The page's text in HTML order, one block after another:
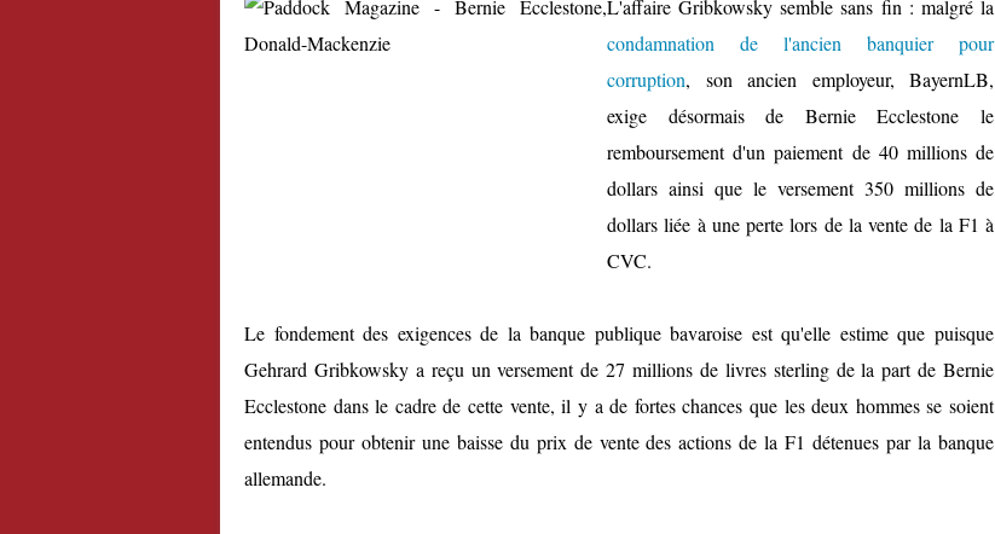
L'affaire Gribkowsky semble sans fin : malgré la
condamnation de l'ancien banquier pour
corruption, son ancien employeur, BayernLB,
exige désormais de Bernie Ecclestone le
remboursement d'un paiement de 40 millions de
dollars ainsi que le versement 350 millions de
dollars liée à une perte lors de la vente de la F1 à
CVC.
Le fondement des exigences de la banque publique bavaroise est qu'elle estime que puisque
Gehrard Gribkowsky a reçu un versement de 27 millions de livres sterling de la part de Bernie
Ecclestone dans le cadre de cette vente, il y a de fortes chances que les deux hommes se soient
entendus pour obtenir une baisse du prix de vente des actions de la F1 détenues par la banque
allemande.